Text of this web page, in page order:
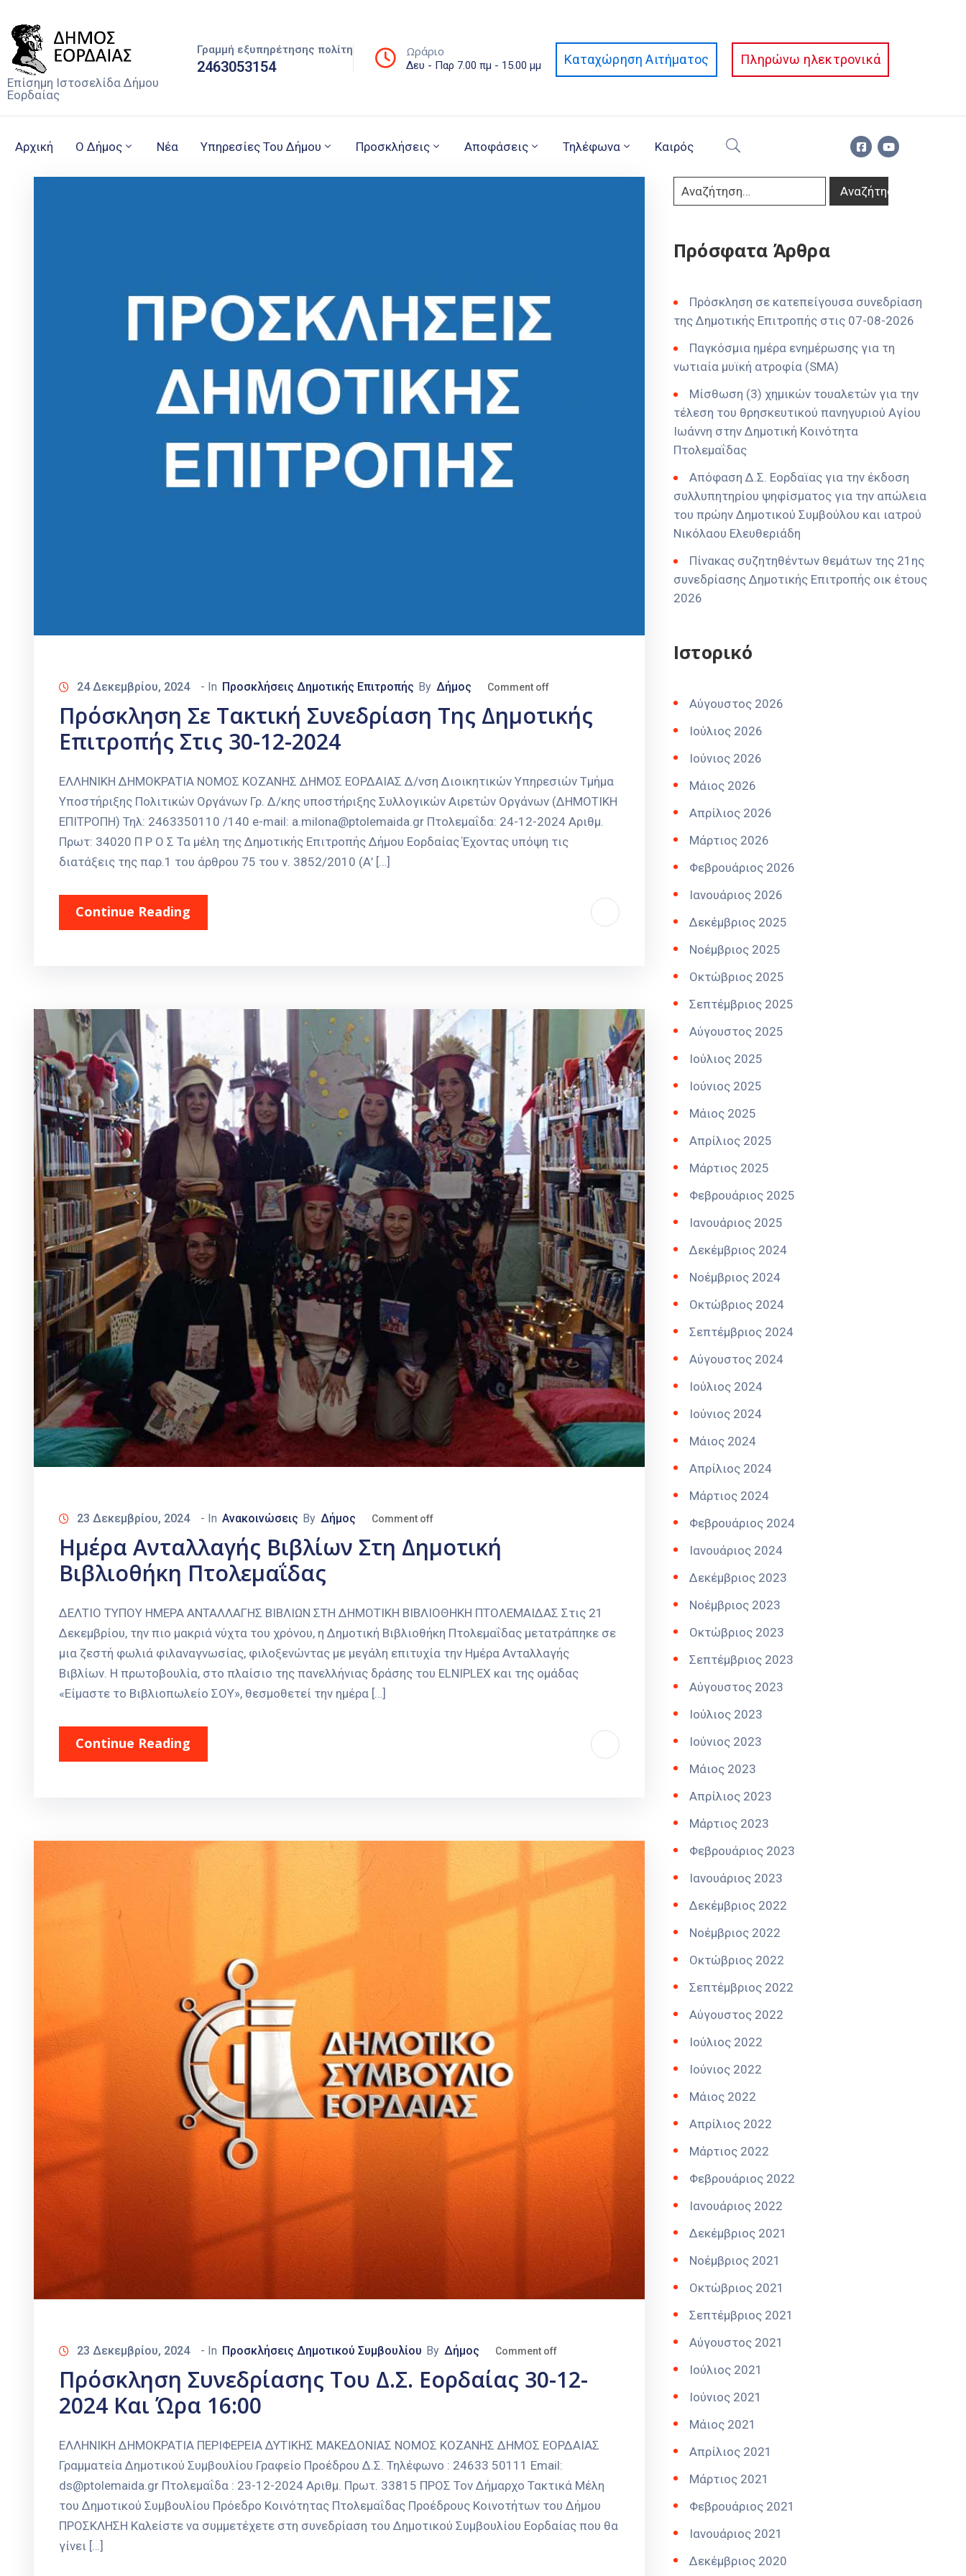
Επίσημη Ιστοσελίδα Δήμου
Εορδαίας
Γραμμή εξυπηρέτησης πολίτη
2463053154
Ωράριο
Δευ - Παρ 7.00 πμ - 15.00 μμ Καταχώρηση Αιτήματος Πληρώνω ηλεκτρονικά
Αρχική Ο Δήμος Νέα Υπηρεσίες Του Δήμου Προσκλήσεις Αποφάσεις Τηλέφωνα Καιρός
24 Δεκεμβρίου, 2024 - In Προσκλήσεις Δημοτικής Επιτροπής By Δήμος Comment off
Πρόσκληση Σε Τακτική Συνεδρίαση Της Δημοτικής
Επιτροπής Στις 30-12-2024
ΕΛΛΗΝΙΚΗ ΔΗΜΟΚΡΑΤΙΑ ΝΟΜΟΣ ΚΟΖΑΝΗΣ ΔΗΜΟΣ ΕΟΡΔΑΙΑΣ Δ/νση Διοικητικών Υπηρεσιών Τμήμα
Υποστήριξης Πολιτικών Οργάνων Γρ. Δ/κης υποστήριξης Συλλογικών Αιρετών Οργάνων (ΔΗΜΟΤΙΚΗ
ΕΠΙΤΡΟΠΗ) Τηλ: 2463350110 /140 e-mail: a.milona@ptolemaida.gr Πτολεμαΐδα: 24-12-2024 Αριθμ.
Πρωτ: 34020 Π Ρ Ο Σ Τα μέλη της Δημοτικής Επιτροπής Δήμου Εορδαίας Έχοντας υπόψη τις
διατάξεις της παρ.1 του άρθρου 75 του ν. 3852/2010 (Α’ […]
Continue Reading
23 Δεκεμβρίου, 2024 - In Ανακοινώσεις By Δήμος Comment off
Ημέρα Ανταλλαγής Βιβλίων Στη Δημοτική
Βιβλιοθήκη Πτολεμαΐδας
ΔΕΛΤΙΟ ΤΥΠΟΥ ΗΜΕΡΑ ΑΝΤΑΛΛΑΓΗΣ ΒΙΒΛΙΩΝ ΣΤΗ ΔΗΜΟΤΙΚΗ ΒΙΒΛΙΟΘΗΚΗ ΠΤΟΛΕΜΑΙΔΑΣ Στις 21
Δεκεμβρίου, την πιο μακριά νύχτα του χρόνου, η Δημοτική Βιβλιοθήκη Πτολεμαΐδας μετατράπηκε σε
μια ζεστή φωλιά φιλαναγνωσίας, φιλοξενώντας με μεγάλη επιτυχία την Ημέρα Ανταλλαγής
Βιβλίων. Η πρωτοβουλία, στο πλαίσιο της πανελλήνιας δράσης του ELNIPLEX και της ομάδας
«Είμαστε το Βιβλιοπωλείο ΣΟΥ», θεσμοθετεί την ημέρα […]
Continue Reading
23 Δεκεμβρίου, 2024 - In Προσκλήσεις Δημοτικού Συμβουλίου By Δήμος Comment off
Πρόσκληση Συνεδρίασης Του Δ.Σ. Εορδαίας 30-12-
2024 Και Ώρα 16:00
ΕΛΛΗΝΙΚΗ ΔΗΜΟΚΡΑΤΙΑ ΠΕΡΙΦΕΡΕΙΑ ΔΥΤΙΚΗΣ ΜΑΚΕΔΟΝΙΑΣ ΝΟΜΟΣ ΚΟΖΑΝΗΣ ΔΗΜΟΣ ΕΟΡΔΑΙΑΣ
Γραμματεία Δημοτικού Συμβουλίου Γραφείο Προέδρου Δ.Σ. Τηλέφωνο : 24633 50111 Email:
ds@ptolemaida.gr Πτολεμαΐδα : 23-12-2024 Αριθμ. Πρωτ. 33815 ΠΡΟΣ Τον Δήμαρχο Τακτικά Μέλη
του Δημοτικού Συμβουλίου Πρόεδρο Κοινότητας Πτολεμαΐδας Προέδρους Κοινοτήτων του Δήμου
ΠΡΟΣΚΛΗΣΗ Καλείστε να συμμετέχετε στη συνεδρίαση του Δημοτικού Συμβουλίου Εορδαίας που θα
γίνει […]
Πρόσφατα Άρθρα
Πρόσκληση σε κατεπείγουσα συνεδρίαση
της Δημοτικής Επιτροπής στις 07-08-2026
Παγκόσμια ημέρα ενημέρωσης για τη
νωτιαία μυϊκή ατροφία (SMA)
Μίσθωση (3) χημικών τουαλετών για την
τέλεση του θρησκευτικού πανηγυριού Αγίου
Ιωάννη στην Δημοτική Κοινότητα
Πτολεμαΐδας
Απόφαση Δ.Σ. Εορδαϊας για την έκδοση
συλλυπητηρίου ψηφίσματος για την απώλεια
του πρώην Δημοτικού Συμβούλου και ιατρού
Νικόλαου Ελευθεριάδη
Πίνακας συζητηθέντων θεμάτων της 21ης
συνεδρίασης Δημοτικής Επιτροπής οικ έτους
2026
Ιστορικό
Αύγουστος 2026
Ιούλιος 2026
Ιούνιος 2026
Μάιος 2026
Απρίλιος 2026
Μάρτιος 2026
Φεβρουάριος 2026
Ιανουάριος 2026
Δεκέμβριος 2025
Νοέμβριος 2025
Οκτώβριος 2025
Σεπτέμβριος 2025
Αύγουστος 2025
Ιούλιος 2025
Ιούνιος 2025
Μάιος 2025
Απρίλιος 2025
Μάρτιος 2025
Φεβρουάριος 2025
Ιανουάριος 2025
Δεκέμβριος 2024
Νοέμβριος 2024
Οκτώβριος 2024
Σεπτέμβριος 2024
Αύγουστος 2024
Ιούλιος 2024
Ιούνιος 2024
Μάιος 2024
Απρίλιος 2024
Μάρτιος 2024
Φεβρουάριος 2024
Ιανουάριος 2024
Δεκέμβριος 2023
Νοέμβριος 2023
Οκτώβριος 2023
Σεπτέμβριος 2023
Αύγουστος 2023
Ιούλιος 2023
Ιούνιος 2023
Μάιος 2023
Απρίλιος 2023
Μάρτιος 2023
Φεβρουάριος 2023
Ιανουάριος 2023
Δεκέμβριος 2022
Νοέμβριος 2022
Οκτώβριος 2022
Σεπτέμβριος 2022
Αύγουστος 2022
Ιούλιος 2022
Ιούνιος 2022
Μάιος 2022
Απρίλιος 2022
Μάρτιος 2022
Φεβρουάριος 2022
Ιανουάριος 2022
Δεκέμβριος 2021
Νοέμβριος 2021
Οκτώβριος 2021
Σεπτέμβριος 2021
Αύγουστος 2021
Ιούλιος 2021
Ιούνιος 2021
Μάιος 2021
Απρίλιος 2021
Μάρτιος 2021
Φεβρουάριος 2021
Ιανουάριος 2021
Δεκέμβριος 2020